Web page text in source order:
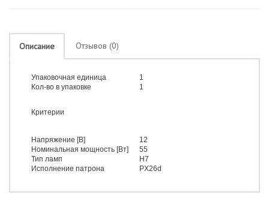
Описание Отзывов (0)
Упаковочная единица
1
Кол-во в упаковке
1
Критерии
Напряжение [В]
12
Номинальная мощность [Вт]
55
Тип ламп
H7
Исполнение патрона
PX26d